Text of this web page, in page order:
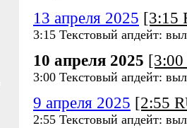
13 апреля 2025 [3:15
3:15 Текстовый апдейт:
10 апреля 2025
3:00 Текстовый апдейт:
9 апреля 2025 [2:55
2:55 Текстовый апдейт: